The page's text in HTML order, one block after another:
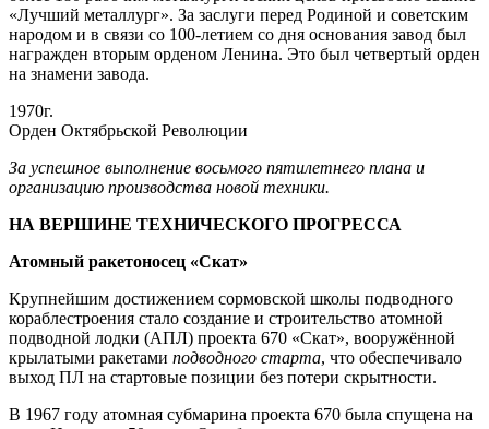
«Лучший металлург». За заслуги перед Родиной и советским
народом и в связи со 100-летием со дня основания завод был
награжден вторым орденом Ленина. Это был четвертый орден
на знамени завода.
1970г.
Орден Октябрьской Революции
За успешное выполнение восьмого пятилетнего плана и
организацию производства новой техники.
НА ВЕРШИНЕ ТЕХНИЧЕСКОГО ПРОГРЕССА
Атомный ракетоносец «Скат»
Крупнейшим достижением сормовской школы подводного
кораблестроения стало создание и строительство атомной
подводной лодки (АПЛ) проекта 670 «Скат», вооружённой
крылатыми ракетами подводного старта, что обеспечивало
выход ПЛ на стартовые позиции без потери скрытности.
В 1967 году атомная субмарина проекта 670 была спущена на